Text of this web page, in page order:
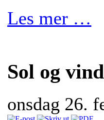
Les mer …
Sol og vind
onsdag 26.